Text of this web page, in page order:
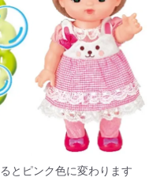
とピンク色に変わります